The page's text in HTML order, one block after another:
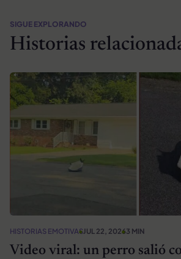
SIGUE EXPLORANDO
Historias
HISTORIAS EMOTIVASJUL 22, 20263 MIN
Video viral: un perro salió